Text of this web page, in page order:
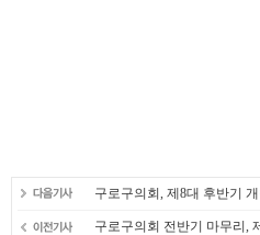
구로구의회, 제8대 후반기
구로구의회 전반기 마무리,